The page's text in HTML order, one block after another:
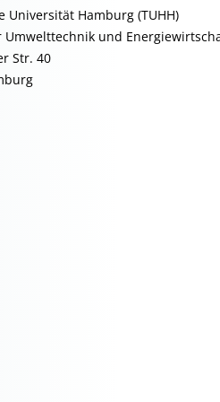
Universität Hamburg (TUHH)
und
Str. 40